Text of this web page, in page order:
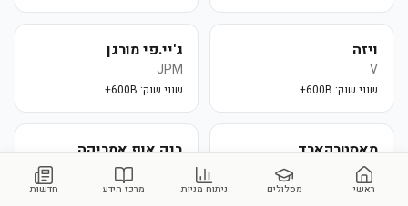
ויזה
V
שווי שוק: 600B+
ג'יי.פי מורגן
JPM
שווי שוק: 600B+
מאסטרקארד
MA
שווי שוק:
בנק אוף אמריקה
שווי שוק:280B+ ראשי מסלולים ניתוח מניות מרכז הידע חדשות